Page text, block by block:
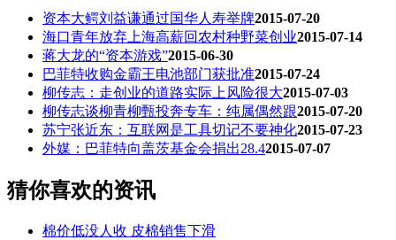
资本大鳄刘益谦通过国华人寿举牌2015-07-20
海口青年放弃上海高薪回农村种野菜创业2015-07-14
蒋大龙的“资本游戏”2015-06-30
巴菲特收购金霸王电池部门获批准2015-07-24
柳传志：走创业的道路实际上风险很大2015-07-03
柳传志谈柳青柳甄投奔专车：纯属偶然跟2015-07-20
苏宁张近东：互联网是工具切记不要神化2015-07-23
外媒：巴菲特向盖茨基金会捐出28.42015-07-07
猜你喜欢的资讯
棉价低没人收 皮棉销售下滑